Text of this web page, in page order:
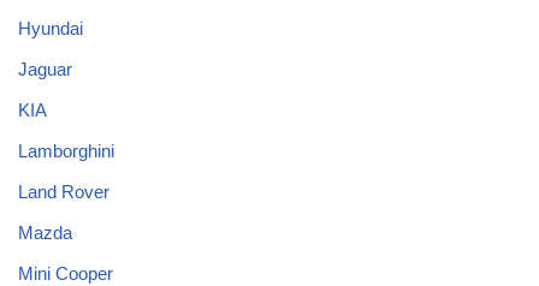
Hyundai
Jaguar
KIA
Lamborghini
Land Rover
Mazda
Mini Cooper